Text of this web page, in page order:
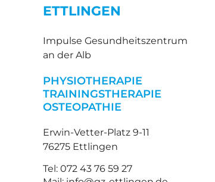
ETTLINGEN
Impulse Gesundheitszentrum
an der Alb
PHYSIOTHERAPIE
TRAININGSTHERAPIE
OSTEOPATHIE
Erwin-Vetter-Platz 9-11
76275 Ettlingen
Tel: 072 43 76 59 27